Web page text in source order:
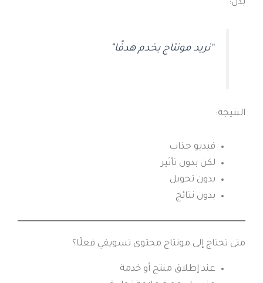
بدل:
“نريد مونتاج يخدم هدفًا”
النتيجة:
فيديو جذاب
لكن بدون تأثير
بدون تحويل
بدون نتائج
متى تحتاج إلى مونتاج محتوى تسويقي فعلًا؟
عند إطلاق منتج أو خدمة